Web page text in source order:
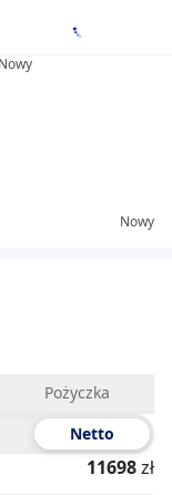
Nowy
Pożyczka
Netto
11698zł